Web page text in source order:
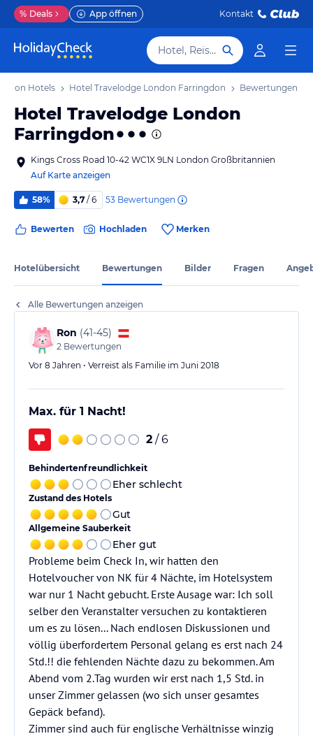
% Deals App öffnen Kontakt
Hotel, Reiseziel
Hotels Hotel Travelodge London Farringdon Bewertungen
Hotel Travelodge London
Farringdon
Kings Cross Road 10-42 WC1X 9LN London Großbritannien
Auf Karte anzeigen
58% 3,7 / 6 53 Bewertungen
Bewerten Hochladen Merken
Hotelübersicht Bewertungen Bilder Fragen
Alle Bewertungen anzeigen
Ron (41-45)
2 Bewertungen
Vor 8 Jahren • Verreist als Familie im Juni 2018
Max. für 1 Nacht!
2 / 6
Behindertenfreundlichkeit
Eher schlecht
Zustand des Hotels
Gut
Allgemeine Sauberkeit
Eher gut
Probleme beim Check In, wir hatten den
Hotelvoucher von NK für 4 Nächte, im Hotelsystem
war nur 1 Nacht gebucht. Erste Ausage war: Ich soll
selber den Veranstalter versuchen zu kontaktieren
um es zu lösen... Nach endlosen Diskussionen und
völlig überfordertem Personal gelang es erst nach 24
Std.!! die fehlenden Nächte dazu zu bekommen. Am
Abend vom 2.Tag wurden wir erst nach 1,5 Std. in
unser Zimmer gelassen (wo sich unser gesamtes
Gepäck befand).
Zimmer sind auch für englische Verhältnisse winzig